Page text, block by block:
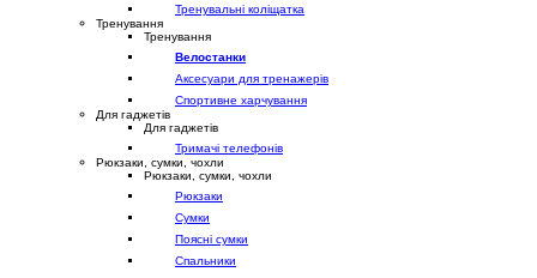
Тренувальні коліщатка
Тренування
Тренування
Велостанки
Аксесуари для тренажерів
Спортивне харчування
Для гаджетів
Для гаджетів
Тримачі телефонів
Рюкзаки, сумки, чохли
Рюкзаки, сумки, чохли
Рюкзаки
Сумки
Поясні сумки
Спальники